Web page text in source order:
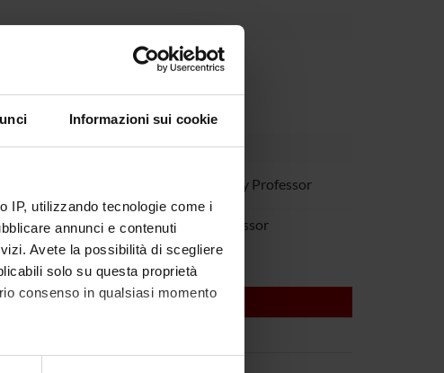
Informazioni sui cookie
IP, utilizzando tecnologie come i
annunci e contenuti
Avete la possibilità di scegliere
solo su questa proprietà
consenso in qualsiasi momento
Temporary Professor
Tacconelli Full Professor